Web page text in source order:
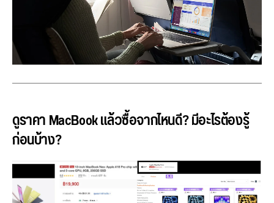
ดูราคา MacBook แล้วซื้อจากไหนดี? มีอะไรต้องรู้
ก่อนบ้าง?